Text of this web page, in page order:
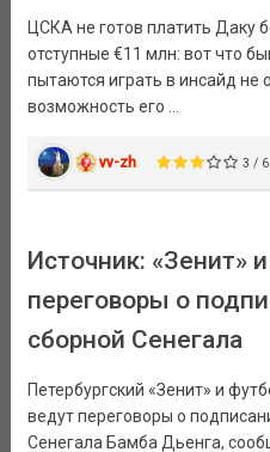
ЦСКА не готов платить Даку
отступные €11 млн: вот что
пытаются играть в инсайд не
возможность его ...
vv-zh 3 / 6
Источник: «Зенит»
переговоры о
сборной Сенегала
Петербургский «Зенит» и
ведут переговоры о
Сенегала Бамба Дьенга,